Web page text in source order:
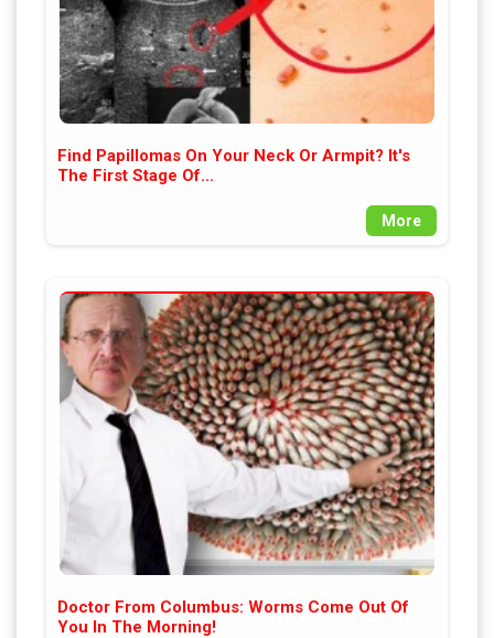
Find Papillomas On Your Neck Or Armpit? It's
The First Stage Of...
More
Doctor From Columbus: Worms Come Out Of
You In The Morning!